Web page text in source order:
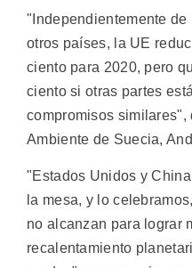
"Independientemente
otros países, la UE
ciento para 2020, pero
ciento si otras partes
compromisos
Ambiente de Suecia,
"Estados Unidos y
la mesa, y lo
no alcanzan para lograr
recalentamiento